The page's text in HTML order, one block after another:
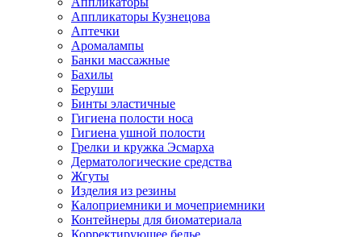
Аппликаторы Кузнецова
Аптечки
Аромалампы
Банки массажные
Бахилы
Беруши
Бинты эластичные
Гигиена полости носа
Гигиена ушной полости
Грелки и кружка Эсмарха
Дерматологические средства
Жгуты
Изделия из резины
Калоприемники и мочеприемники
Контейнеры для биоматериала
Корректирующее белье